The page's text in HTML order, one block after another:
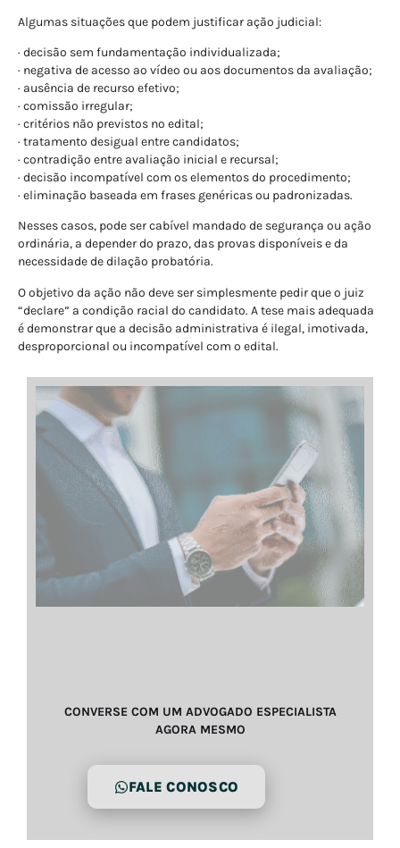
Algumas situações que podem justificar ação judicial:
· decisão sem fundamentação individualizada;
· negativa de acesso ao vídeo ou aos documentos da avaliação;
· ausência de recurso efetivo;
· comissão irregular;
· critérios não previstos no edital;
· tratamento desigual entre candidatos;
· contradição entre avaliação inicial e recursal;
· decisão incompatível com os elementos do procedimento;
· eliminação baseada em frases genéricas ou padronizadas.
Nesses casos, pode ser cabível mandado de segurança ou ação
ordinária, a depender do prazo, das provas disponíveis e da
necessidade de dilação probatória.
O objetivo da ação não deve ser simplesmente pedir que o juiz
“declare” a condição racial do candidato. A tese mais adequada
é demonstrar que a decisão administrativa é ilegal, imotivada,
desproporcional ou incompatível com o edital.
CONVERSE COM UM ADVOGADO ESPECIALISTA
AGORA MESMO
FALE CONOSCO